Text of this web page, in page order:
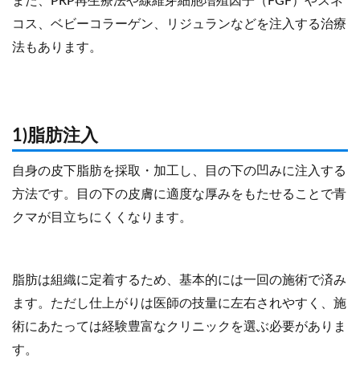
コス、ベビーコラーゲン、リジュランなどを注入する治療
法もあります。
1)脂肪注入
自身の皮下脂肪を採取・加工し、目の下の凹みに注入する
方法です。目の下の皮膚に適度な厚みをもたせることで青
クマが目立ちにくくなります。
脂肪は組織に定着するため、基本的には一回の施術で済み
ます。ただし仕上がりは医師の技量に左右されやすく、施
術にあたっては経験豊富なクリニックを選ぶ必要がありま
す。